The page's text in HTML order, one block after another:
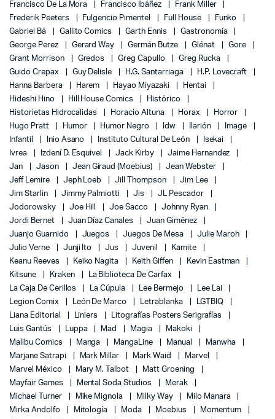
Francisco De La Mora
Francisco Ibáñez
Frank Miller
Frederik Peeters
Fulgencio Pimentel Full House
Funko
Gabriel Bá
Gallito Comics Garth Ennis
Gastronomía
George Perez
Gerard Way Germán Butze Glénat
Gore
Grant Morrison
Gredos Greg Capullo
Greg Rucka
Guido Crepax
Guy Delisle H.G. Santarriaga
H.P. Lovecraft
Hanna Barbera
Harem Hayao Miyazaki
Hentai
Hideshi Hino
Hill House Comics
Histórico
Historietas Hidrocalidas
Horacio Altuna Horax
Horror
Hugo Pratt
Humor Humor Negro Idw Ilarión
Image
Infantil
Inio Asano Instituto Cultural De León
Isekai
Ivrea
Izdení D. Esquivel Jack Kirby
Jaime Hernandez
Jan
Jason Jean Giraud (Moebius)
Jean Webster
Jeff Lemire
Jeph Loeb Jill Thompson
Jim Lee
Jim Starlin
Jimmy Palmiotti Jis
JL Pescador
Jodorowsky
Joe Hill Joe Sacco
Johnny Ryan
Jordi Bernet
Juan Díaz Canales
Juan Giménez
Juanjo Guarnido
Juegos Juegos De Mesa
Julie Maroh
Julio Verne
Junji Ito Jus Juvenil
Kamite
Keanu Reeves
Keiko Nagita Keith Giffen
Kevin Eastman
Kitsune
Kraken
La Biblioteca De Carfax
La Caja De Cerillos
La Cúpula Lee Bermejo
Lee Lai
Legion Comix
León De Marco Letrablanka
LGTBIQ
Liana Editorial
Liniers
Litografías Posters Serigrafías
Luis Gantús
Luppa Mad Magia
Makoki
Malibu Comics
Manga MangaLine Manual
Manwha
Marjane Satrapi
Mark Millar Mark Waid
Marvel
Marvel México
Mary M. Talbot
Matt Groening
Mayfair Games
Mental Soda Studios
Merak
Michael Turner
Mike Mignola Milky Way
Milo Manara
Mirka Andolfo
Mitología Moda Moebius
Momentum